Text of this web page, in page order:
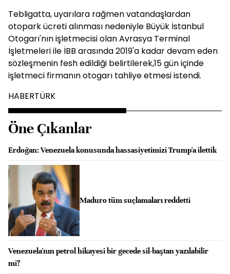
Tebligatta, uyarılara rağmen vatandaşlardan
otopark ücreti alınması nedeniyle Büyük İstanbul
Otogarı'nın işletmecisi olan Avrasya Terminal
İşletmeleri ile İBB arasında 2019'a kadar devam eden
sözleşmenin fesh edildiği belirtilerek,15 gün içinde
işletmeci firmanın otogarı tahliye etmesi istendi.
HABERTÜRK
Öne Çıkanlar
Erdoğan: Venezuela konusunda hassasiyetimizi Trump'a ilettik
Maduro tüm suçlamaları reddetti
Venezuela'nın petrol hikayesi bir gecede sil-baştan yazılabilir
mi?